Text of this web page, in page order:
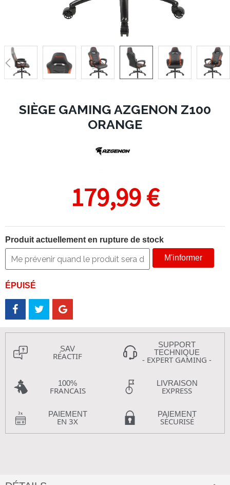
SIÈGE GAMING AZGENON Z100
ORANGE
179,99 €
Produit actuellement en rupture de stock
M'informer
ÉPUISÉ
SAV
RÉACTIF
SUPPORT
TECHNIQUE
- EXPERT GAMING -
100%
FRANCAIS
LIVRAISON
EXPRESS
PAIEMENT
EN 3X
PAIEMENT
SÉCURISÉ